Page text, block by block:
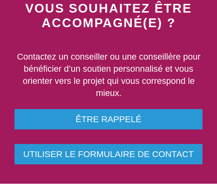
VOUS SOUHAITEZ ÊTRE
ACCOMPAGNÉ(E) ?
Contactez un conseiller ou une conseillère pour
bénéficier d’un soutien personnalisé et vous
orienter vers le projet qui vous correspond le
mieux.
ÊTRE RAPPELÉ
UTILISER LE FORMULAIRE DE CONTACT